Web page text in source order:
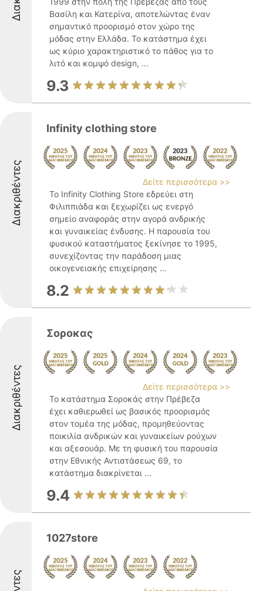
Βασίλη και Κατερίνα, αποτελώντας έναν
σημαντικό προορισμό στον χώρο της
μόδας στην Ελλάδα. Το κατάστημα έχει
ως κύριο χαρακτηριστικό το πάθος για το
λιτό και κομψό design, ...
9.3
Διακριθέντες
Infinity clothing store
Δείτε περισσότερα >>
Το Infinity Clothing Store εδρεύει στη
Φιλιππιάδα και ξεχωρίζει ως ενεργό
σημείο αναφοράς στην αγορά ανδρικής
και γυναικείας ένδυσης. Η παρουσία του
φυσικού καταστήματος ξεκίνησε το 1995,
συνεχίζοντας την παράδοση μιας
οικογενειακής επιχείρησης ...
8.2
Διακριθέντες
Σοροκας
Δείτε περισσότερα >>
Το κατάστημα Σοροκάς στην Πρέβεζα
έχει καθιερωθεί ως βασικός προορισμός
στον τομέα της μόδας, προμηθεύοντας
ποικιλία ανδρικών και γυναικείων ρούχων
και αξεσουάρ. Με τη φυσική του παρουσία
στην Εθνικής Αντιστάσεως 69, το
κατάστημα διακρίνεται ...
9.4
1027store